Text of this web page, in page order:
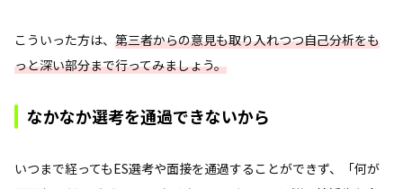
こういった方は、 第三者からの意見も取り入れつつ自己分析をも
っと深い部分まで行ってみましょう。
なかなか選考を通過できないから
いつまで経ってもES選考や面接を通過することができず、「何が